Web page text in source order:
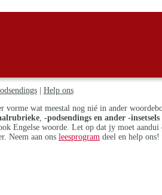
| Help ons
vorme wat meestal nog nié in ander
-podsendings en ander -insetsels
Engelse woorde. Let op dat jy moet
Neem aan ons leesprogram deel en help ons!